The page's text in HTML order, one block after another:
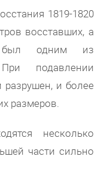
1819-1820
восставших, а
был одним из
подавлении
и более
размеров.
несколько
части сильно